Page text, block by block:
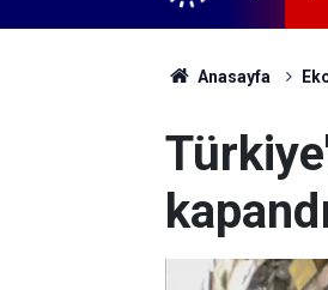
Anasayfa